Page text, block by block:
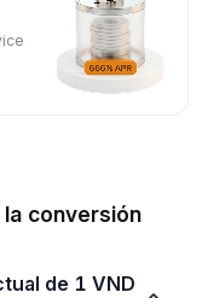
conversión